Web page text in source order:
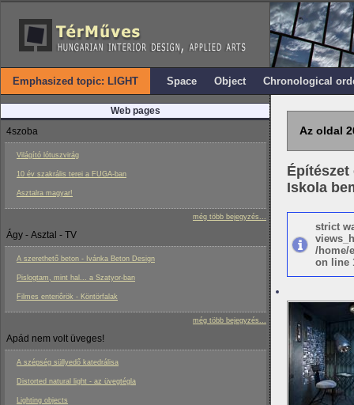
Emphasized topic: LIGHT Space Object Chronological
Web pages
4szoba
Világító lótuszvirág
10 év szakrális terei a FUGA-ban
Asztalra magyar!
még több bejegyzés...
Ágy - Asztal - TV
A szerethető beton - Ivánka Beton Design
Pislogtam, mint hal... a Szatyor-ban
Filmes enteriôrök - Köntörfalak
még több bejegyzés...
Apád nem volt üveges!
A szépség süllyedő katedrálisa
Distorted natural light - az üvegtégla
Lighting objects
Az oldal
Építészet
Iskola
strict
/home/
on line